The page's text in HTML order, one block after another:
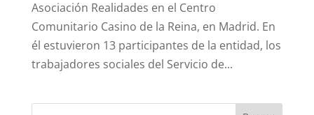
Asociación Realidades en el Centro
Comunitario Casino de la Reina, en Madrid. En
él estuvieron 13 participantes de la entidad, los
trabajadores sociales del Servicio de...